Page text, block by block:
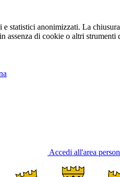
statistici anonimizzati. La
assenza di cookie o altri
Accedi all'area